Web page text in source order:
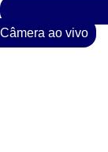
Câmera ao vivo